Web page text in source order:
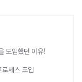
도입했던 이유!
세스 도입